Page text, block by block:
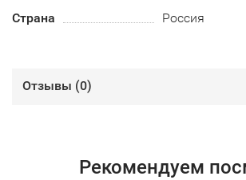
Страна
Россия
Отзывы (0)
Рекомендуем